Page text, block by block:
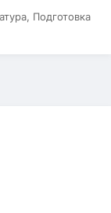
Подготовка